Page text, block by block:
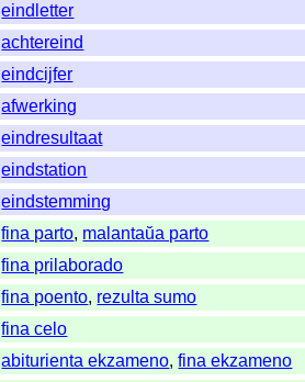
eindletter
achtereind
eindcijfer
afwerking
eindresultaat
eindstation
eindstemming
fina parto, malantaŭa parto
fina prilaborado
fina poento, rezulta sumo
fina celo
abiturienta ekzameno,fina ekzameno